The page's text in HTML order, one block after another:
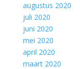
augustus 2020
juli 2020
juni 2020
mei 2020
april 2020
maart 2020